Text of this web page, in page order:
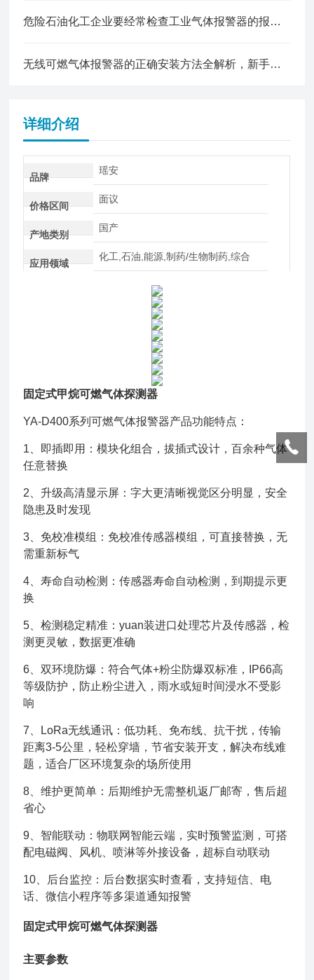
危险石油化工企业要经常检查工业气体报警器的报警效果
无线可燃气体报警器的正确安装方法全解析，新手也能轻松上手
详细介绍
品牌
瑶安
价格区间
面议
产地类别
国产
应用领域
化工,石油,能源,制药/生物制药,综合
固定式甲烷可燃气体探测器
YA-D400系列可燃气体报警器产品功能特点：
1、即插即用：模块化组合，拔插式设计，百余种气体
任意替换
2、 升级高清显示屏：字大更清晰视觉区分明显，安全
隐患及时发现
3、免校准模组：免校准传感器模组，可直接替换，无
需重新标气
4、寿命自动检测：传感器寿命自动检测，到期提示更
换
5、检测稳定精准：yuan装进口处理芯片及传感器，检
测更灵敏，数据更准确
6、双环境防爆：符合气体+粉尘防爆双标准，IP66高
等级防护，防止粉尘进入，雨水或短时间浸水不受影
响
7、LoRa无线通讯：低功耗、免布线、抗干扰，传输
距离3-5公里，轻松穿墙，节省安装开支，解决布线难
题，适合厂区环境复杂的场所使用
8、维护更简单：后期维护无需整机返厂邮寄，售后超
省心
9、智能联动：物联网智能云端，实时预警监测，可搭
配电磁阀、风机、喷淋等外接设备，超标自动联动
10、后台监控：后台数据实时查看，支持短信、电
话、微信小程序等多渠道通知报警
固定式甲烷可燃气体探测器
主要参数